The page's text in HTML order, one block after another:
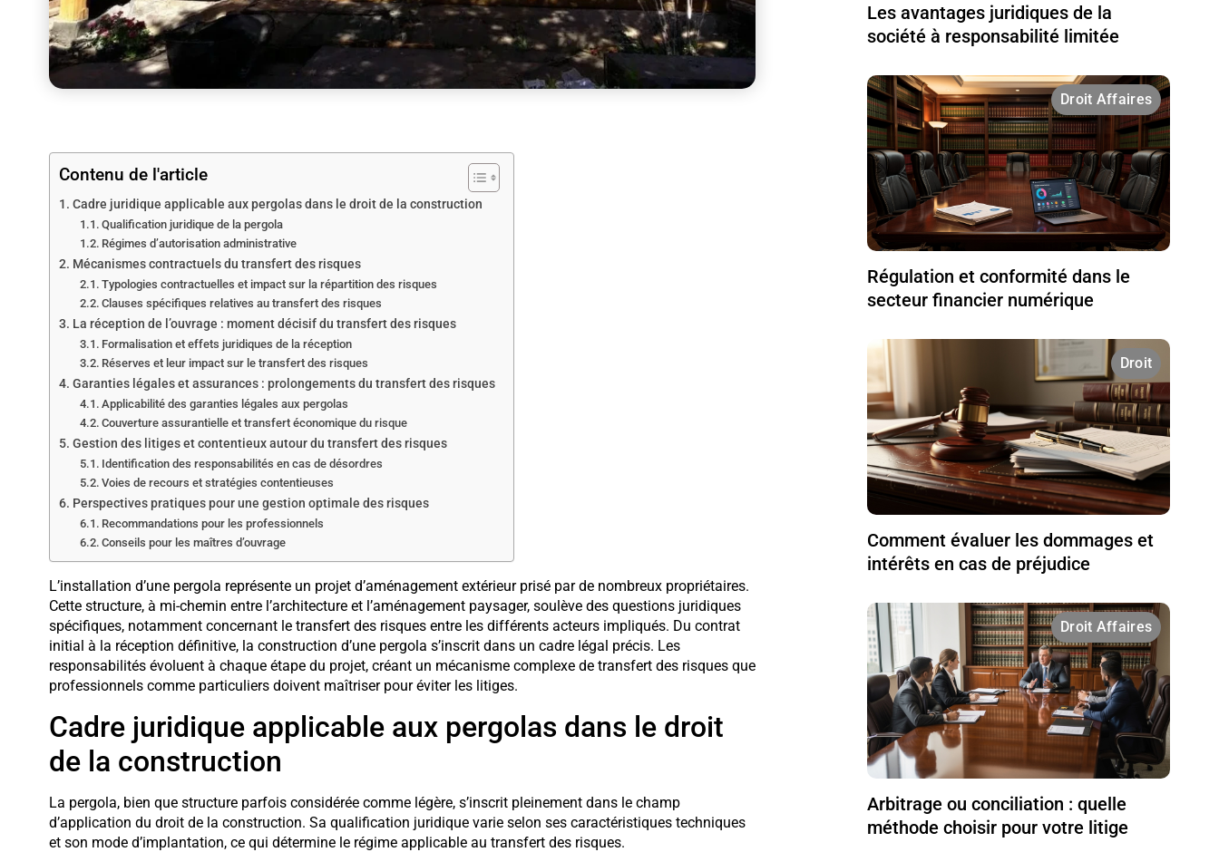
Contenu de l'article
Cadre juridique applicable aux pergolas dans le droit de la construction
Qualification juridique de la pergola
Régimes d’autorisation administrative
Mécanismes contractuels du transfert des risques
Typologies contractuelles et impact sur la répartition des risques
Clauses spécifiques relatives au transfert des risques
La réception de l’ouvrage : moment décisif du transfert des risques
Formalisation et effets juridiques de la réception
Réserves et leur impact sur le transfert des risques
Garanties légales et assurances : prolongements du transfert des risques
Applicabilité des garanties légales aux pergolas
Couverture assurantielle et transfert économique du risque
Gestion des litiges et contentieux autour du transfert des risques
Identification des responsabilités en cas de désordres
Voies de recours et stratégies contentieuses
Perspectives pratiques pour une gestion optimale des risques
Recommandations pour les professionnels
Conseils pour les maîtres d’ouvrage
L’installation d’une pergola représente un projet d’aménagement extérieur prisé par de nombreux propriétaires.
Cette structure, à mi-chemin entre l’architecture et l’aménagement paysager, soulève des questions juridiques
spécifiques, notamment concernant le transfert des risques entre les différents acteurs impliqués. Du contrat
initial à la réception définitive, la construction d’une pergola s’inscrit dans un cadre légal précis. Les
responsabilités évoluent à chaque étape du projet, créant un mécanisme complexe de transfert des risques que
professionnels comme particuliers doivent maîtriser pour éviter les litiges.
Cadre juridique applicable aux pergolas dans le droit
de la construction
La pergola, bien que structure parfois considérée comme légère, s’inscrit pleinement dans le champ
d’application du droit de la construction. Sa qualification juridique varie selon ses caractéristiques techniques
et son mode d’implantation, ce qui détermine le régime applicable au transfert des risques.
Les avantages juridiques de la
société à responsabilité limitée
Droit Affaires
Régulation et conformité dans le
secteur financier numérique
Droit
Comment évaluer les dommages et
intérêts en cas de préjudice
Droit Affaires
Arbitrage ou conciliation : quelle
méthode choisir pour votre litige